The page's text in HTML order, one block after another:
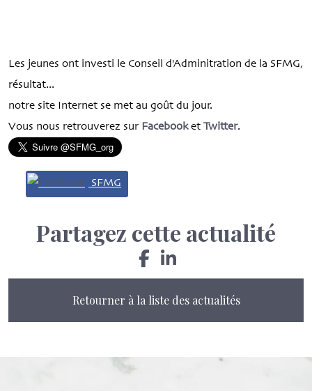
Les jeunes ont investi le Conseil d'Adminitration de la SFMG,
résultat...
notre site Internet se met au goût du jour.
Vous nous retrouverez sur FacebooketTwitter.
SFMG
Partagez cette actualité
Retourner à la liste des actualités